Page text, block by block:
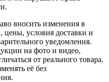
вносить изменения в
цены, условия доставки и
уведомления.
на фото и видео,
от реального товара.
её без